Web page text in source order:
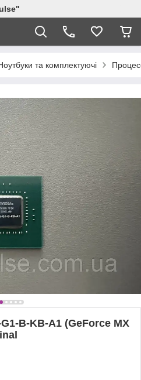
та комплектуючі
B-KB-A1 (GeForce MX